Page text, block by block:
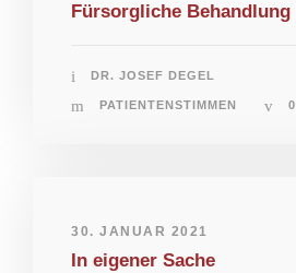
Fürsorgliche Behandlung
DR. JOSEF DEGEL
PATIENTENSTIMMEN 0
30. JANUAR 2021
In eigener Sache